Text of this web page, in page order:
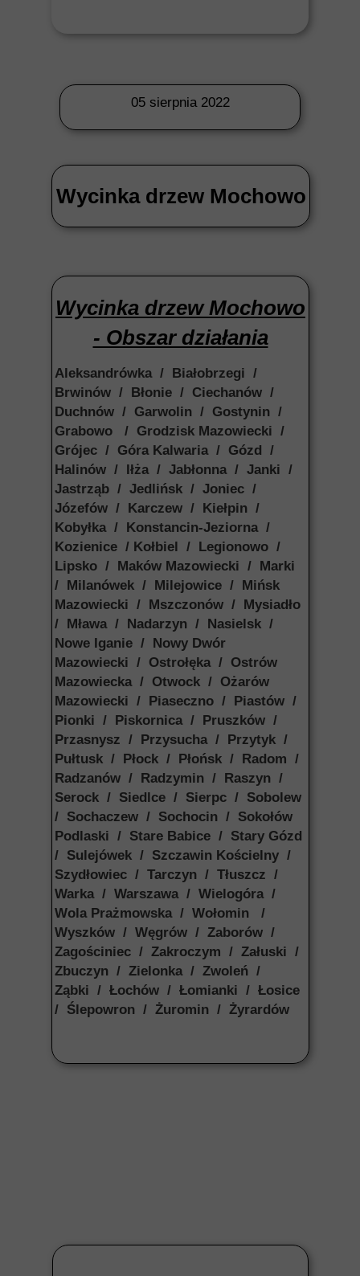
05 sierpnia 2022
Wycinka drzew Mochowo
Wycinka drzew Mochowo
- Obszar działania
Aleksandrówka / Białobrzegi /
Brwinów / Błonie / Ciechanów /
Duchnów / Garwolin / Gostynin /
Grabowo / Grodzisk Mazowiecki /
Grójec / Góra Kalwaria / Gózd /
Halinów / Iłża / Jabłonna / Janki /
Jastrząb / Jedlińsk / Joniec /
Józefów / Karczew / Kiełpin /
Kobyłka / Konstancin-Jeziorna /
Kozienice / Kołbiel / Legionowo /
Lipsko / Maków Mazowiecki / Marki
/ Milanówek / Milejowice / Mińsk
Mazowiecki / Mszczonów / Mysiadło
/ Mława / Nadarzyn / Nasielsk /
Nowe Iganie / Nowy Dwór
Mazowiecki / Ostrołęka / Ostrów
Mazowiecka / Otwock / Ożarów
Mazowiecki / Piaseczno / Piastów /
Pionki / Piskornica / Pruszków /
Przasnysz / Przysucha / Przytyk /
Pułtusk / Płock / Płońsk / Radom /
Radzanów / Radzymin / Raszyn /
Serock / Siedlce / Sierpc / Sobolew
/ Sochaczew / Sochocin / Sokołów
Podlaski / Stare Babice / Stary Gózd
/ Sulejówek / Szczawin Kościelny /
Szydłowiec / Tarczyn / Tłuszcz /
Warka / Warszawa / Wielogóra /
Wola Prażmowska / Wołomin /
Wyszków / Węgrów / Zaborów /
Zagościniec / Zakroczym / Załuski /
Zbuczyn / Zielonka / Zwoleń /
Ząbki / Łochów / Łomianki / Łosice
/ Ślepowron / Żuromin / Żyrardów